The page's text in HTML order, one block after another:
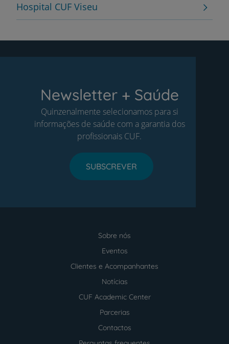
Hospital CUF Viseu
Newsletter + Saúde
Quinzenalmente selecionamos para si
informações de saúde com a garantia dos
profissionais CUF.
SUBSCREVER
Sobre nós
Eventos
Clientes e Acompanhantes
Notícias
CUF Academic Center
Parcerias
Contactos